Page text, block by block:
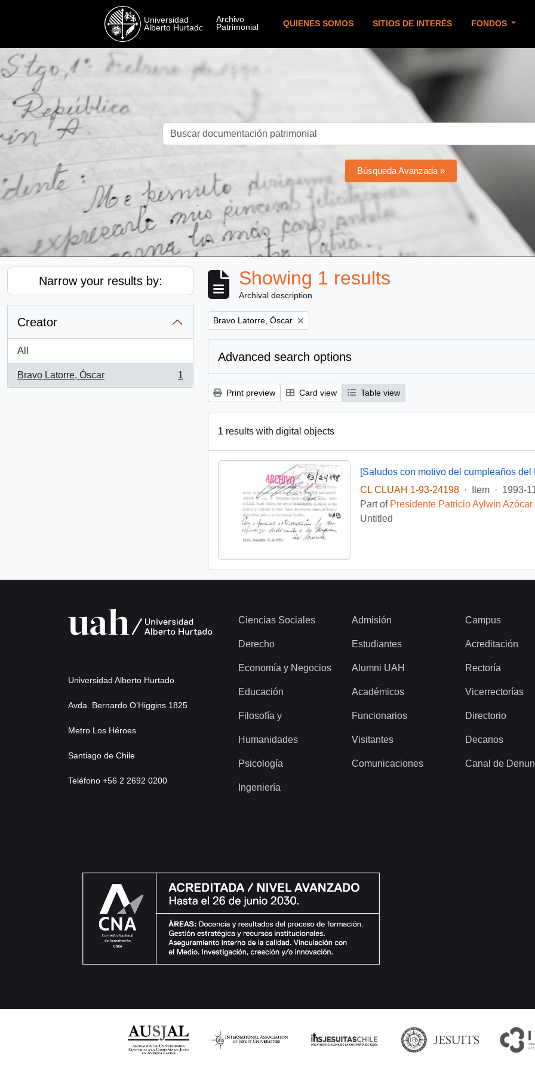
QUIENES SOMOS SITIOS DE INTERÉS FONDOS
Búsqueda Avanzada »
Narrow your results by:
Creator
All
Bravo Latorre, Óscar
, 1 results
1
Showing 1 results
Archival description
Remove filter:
Bravo Latorre, Óscar
Advanced search options
Print preview Card view Table view
1 results with digital objects
[Saludos con motivo del cumpleaños del
CL CLUAH 1-93-24198
· Item · 1993-
Part of Presidente Patricio Aylwin
Untitled
Universidad Alberto Hurtado
Avda. Bernardo O’Higgins 1825
Metro Los Héroes
Santiago de Chile
Teléfono +56 2 2692 0200
Ciencias Sociales
Derecho
Economía y Negocios
Educación
Filosofía y
Humanidades
Psicología
Ingeniería
Admisión
Estudiantes
Alumni UAH
Académicos
Funcionarios
Visitantes
Comunicaciones
Campus
Acreditación
Rectoría
Vicerrectorías
Directorio
Decanos
Canal de